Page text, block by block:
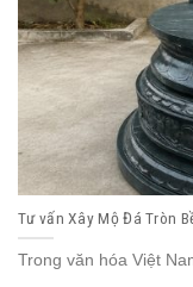
Tư vấn Xây Mộ Đá Tròn
Trong văn hóa Việt